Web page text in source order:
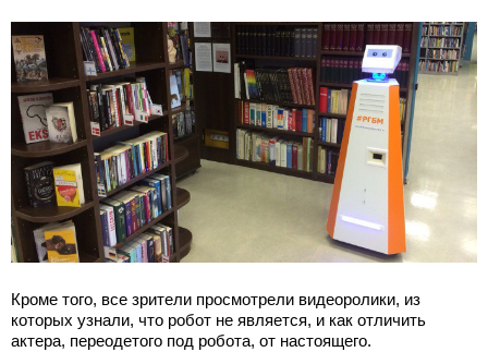
Кроме того, все зрители просмотрели видеоролики, из
которых узнали, что робот не является, и как отличить
актера, переодетого под робота, от настоящего.